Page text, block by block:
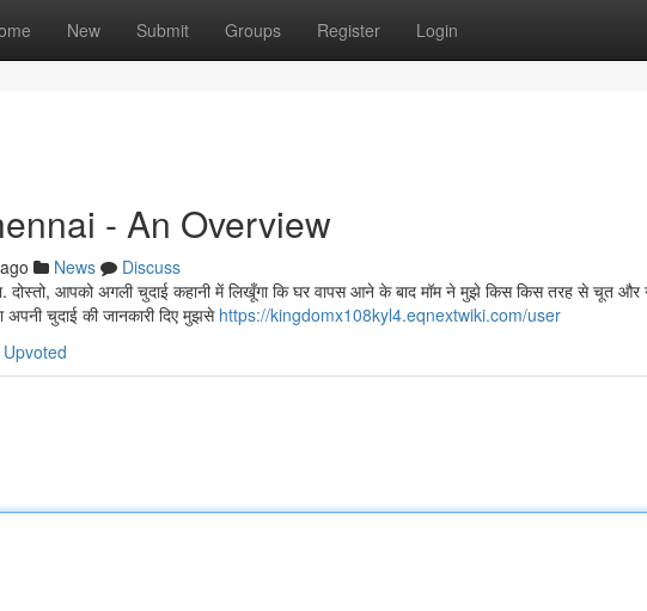
New Submit Groups Register Login
- An Overview
News
Discuss
दोस्तो, आपको अगली चुदाई कहानी में लिखूँगा कि घर वापस आने के बाद मॉम ने मुझे किस किस तरह से चूत और
चुदाई की जानकारी दिए मुझसे https://kingdomx108kyl4.eqnextwiki.com/user